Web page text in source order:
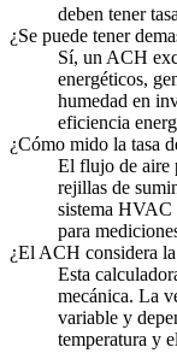
deben tener
¿Se puede tener
Sí, un ACH
energéticos,
humedad en
eficiencia
¿Cómo mido la tasa
El flujo de aire
rejillas de
sistema HVAC
para
¿El ACH considera
Esta
mecánica. La
variable y
temperatura y